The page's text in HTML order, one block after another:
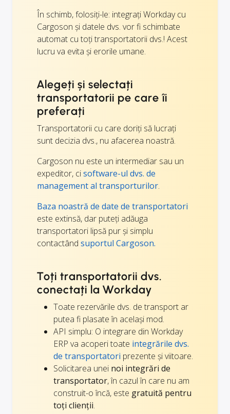
În schimb, folosiți-le: integrați Workday cu
Cargoson și datele dvs. vor fi schimbate
automat cu toți transportatorii dvs.! Acest
lucru va evita și erorile umane.
Alegeți și selectați
transportatorii pe care îi
preferați
Transportatorii cu care doriți să lucrați
sunt decizia dvs., nu afacerea noastră.
Cargoson nu este un intermediar sau un
expeditor, cisoftware-ul dvs. de
management al transporturilor.
Baza noastră de date de transportatori
este extinsă, dar puteți adăuga
transportatori lipsă pur și simplu
contactând suportul Cargoson.
Toți transportatorii dvs.
conectați la Workday
Toate rezervările dvs. de transport ar
putea fi plasate în același mod.
API simplu: O integrare din Workday
ERP va acoperi toate integrările dvs.
de transportatori prezente și viitoare.
Solicitarea unei noi integrări de
transportator, în cazul în care nu am
construit-o încă, este gratuită pentru
toți clienții.